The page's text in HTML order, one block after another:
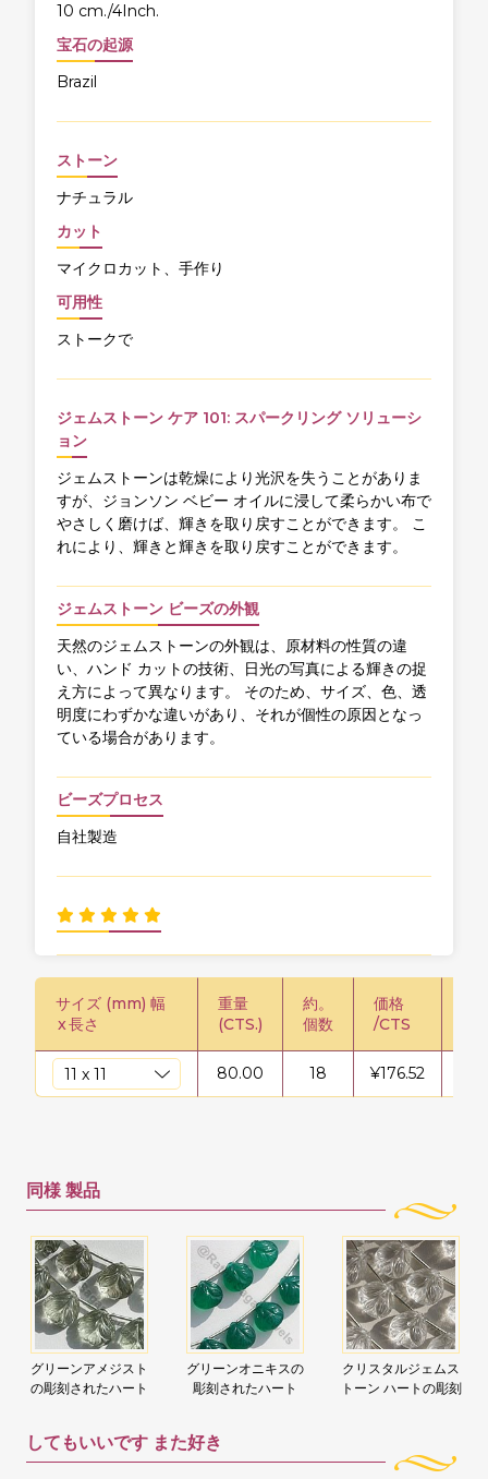
10 cm./4Inch.
宝石の起源
Brazil
ストーン
ナチュラル
カット
マイクロカット、手作り
可用性
ストークで
ジェムストーン ケア 101: スパークリング ソリューシ
ョン
ジェムストーンは乾燥により光沢を失うことがありま
すが、ジョンソン ベビー オイルに浸して柔らかい布で
やさしく磨けば、輝きを取り戻すことができます。 こ
れにより、輝きと輝きを取り戻すことができます。
ジェムストーン ビーズの外観
天然のジェムストーンの外観は、原材料の性質の違
い、ハンド カットの技術、日光の写真による輝きの捉
え方によって異なります。 そのため、サイズ、色、透
明度にわずかな違いがあり、それが個性の原因となっ
ている場合があります。
ビーズプロセス
自社製造
サイズ (mm) 幅
x長さ
重量
(CTS.)
約。
個数
価格
/CTS
80.00 18 ¥176.52
同様 製品
グリーンアメジスト
の彫刻されたハート
グリーンオニキスの
彫刻されたハート
クリスタルジェムス
トーン ハートの彫刻
してもいいです また好き